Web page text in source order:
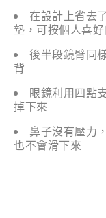
在設計上省去
墊，可按個人喜
後半段鏡臂同
背
眼鏡利用四點
掉下來
鼻子沒有壓力
也不會滑下來